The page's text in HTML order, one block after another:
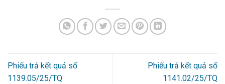
Phiếu trả kết quả số
1139.05/25/TQ
Phiếu trả kết quả số
1141.02/25/TQ